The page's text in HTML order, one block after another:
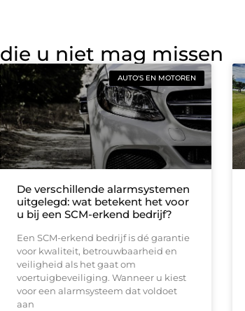
die u niet mag missen
AUTO'S EN MOTOREN
De verschillende alarmsystemen
uitgelegd: wat betekent het voor
u bij een SCM-erkend bedrijf?
Een SCM-erkend bedrijf is dé garantie
voor kwaliteit, betrouwbaarheid en
veiligheid als het gaat om
voertuigbeveiliging. Wanneer u kiest
voor een alarmsysteem dat voldoet
aan